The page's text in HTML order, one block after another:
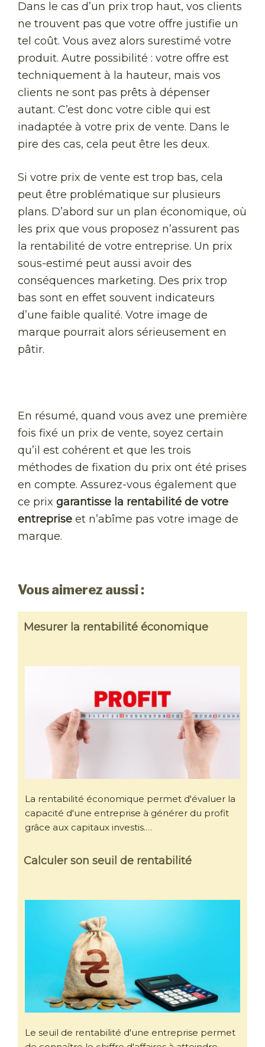
Dans le cas d’un prix trop haut, vos clients
ne trouvent pas que votre offre justifie un
tel coût. Vous avez alors surestimé votre
produit. Autre possibilité : votre offre est
techniquement à la hauteur, mais vos
clients ne sont pas prêts à dépenser
autant. C’est donc votre cible qui est
inadaptée à votre prix de vente. Dans le
pire des cas, cela peut être les deux.
Si votre prix de vente est trop bas, cela
peut être problématique sur plusieurs
plans. D’abord sur un plan économique, où
les prix que vous proposez n’assurent pas
la rentabilité de votre entreprise. Un prix
sous-estimé peut aussi avoir des
conséquences marketing. Des prix trop
bas sont en effet souvent indicateurs
d’une faible qualité. Votre image de
marque pourrait alors sérieusement en
pâtir.
En résumé, quand vous avez une première
fois fixé un prix de vente, soyez certain
qu’il est cohérent et que les trois
méthodes de fixation du prix ont été prises
en compte. Assurez-vous également que
ce prix garantisse la rentabilité de votre
entreprise et n’abîme pas votre image de
marque.
Vous aimerez aussi :
Mesurer la rentabilité économique
La rentabilité économique permet d'évaluer la
capacité d'une entreprise à générer du profit
grâce aux capitaux investis.…
Calculer son seuil de rentabilité
Le seuil de rentabilité d'une entreprise permet